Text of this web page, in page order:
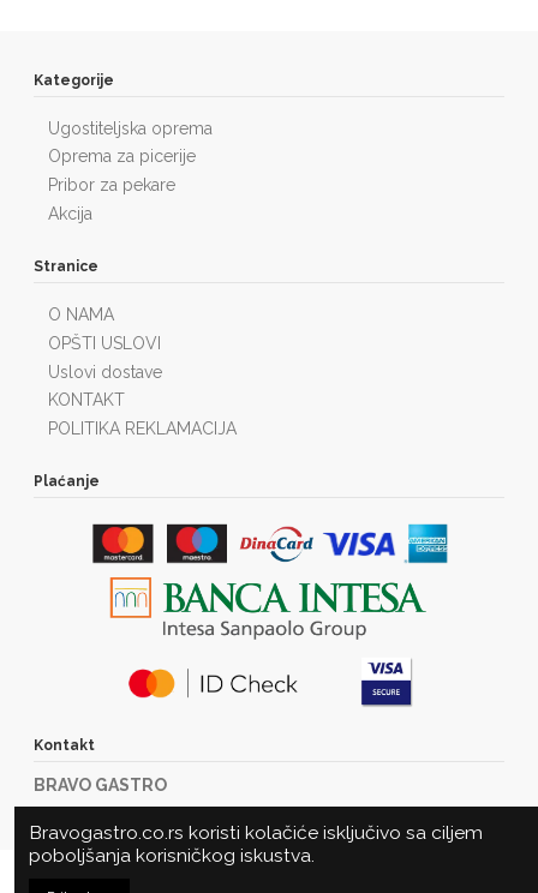
Kategorije
Ugostiteljska oprema
Oprema za picerije
Pribor za pekare
Akcija
Stranice
O NAMA
OPŠTI USLOVI
Uslovi dostave
KONTAKT
POLITIKA REKLAMACIJA
Plaćanje
Kontakt
BRAVO GASTRO
21000 Novi Sad
Tel: +381216360485
Bravogastro.co.rs koristi kolačiće isključivo sa ciljem
poboljšanja korisničkog iskustva.